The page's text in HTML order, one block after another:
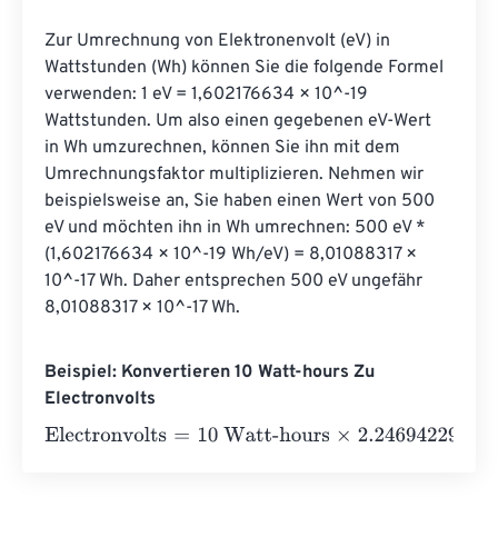
Zur Umrechnung von Elektronenvolt (eV) in
Wattstunden (Wh) können Sie die folgende Formel
verwenden: 1 eV = 1,602176634 × 10^-19
Wattstunden. Um also einen gegebenen eV-Wert
in Wh umzurechnen, können Sie ihn mit dem
Umrechnungsfaktor multiplizieren. Nehmen wir
beispielsweise an, Sie haben einen Wert von 500
eV und möchten ihn in Wh umrechnen: 500 eV *
(1,602176634 × 10^-19 Wh/eV) = 8,01088317 ×
10^-17 Wh. Daher entsprechen 500 eV ungefähr
8,01088317 × 10^-17 Wh.
Beispiel: Konvertieren 10 Watt-hours Zu
Electronvolts
Electronvolts=10 Watt-hours×2.24694229e22=